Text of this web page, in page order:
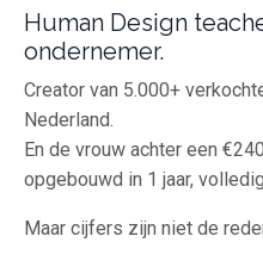
Human Design
ondernemer.
Creator van 5.000+
Nederland.
En de vrouw achter een
opgebouwd in 1 jaar,
Maar cijfers zijn niet de